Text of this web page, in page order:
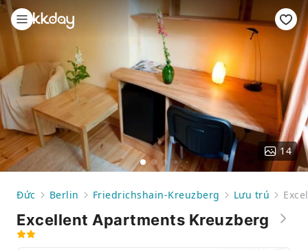
14
Đức Berlin Friedrichshain-Kreuzberg Lưu trú
Excellent Apartments Kreuzberg